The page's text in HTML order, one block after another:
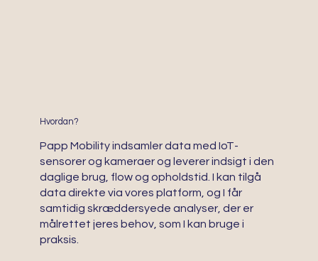
Hvordan?
Papp Mobility indsamler data med IoT-
sensorer og kameraer og leverer indsigt i den
daglige brug, flow og opholdstid. I kan tilgå
data direkte via vores platform, og I får
samtidig skræddersyede analyser, der er
målrettet jeres behov, som I kan bruge i
praksis.